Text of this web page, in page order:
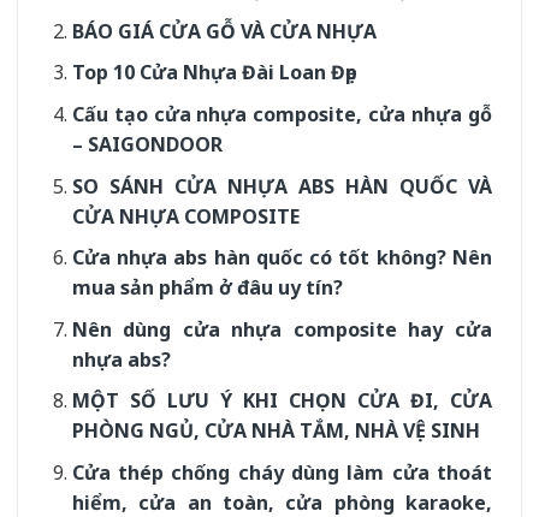
BÁO GIÁ CỬA GỖ VÀ CỬA NHỰA
Top 10 Cửa Nhựa Đài Loan Đẹp
Cấu tạo cửa nhựa composite, cửa nhựa gỗ
– SAIGONDOOR
SO SÁNH CỬA NHỰA ABS HÀN QUỐC VÀ
CỬA NHỰA COMPOSITE
Cửa nhựa abs hàn quốc có tốt không? Nên
mua sản phẩm ở đâu uy tín?
Nên dùng cửa nhựa composite hay cửa
nhựa abs?
MỘT SỐ LƯU Ý KHI CHỌN CỬA ĐI, CỬA
PHÒNG NGỦ, CỬA NHÀ TẮM, NHÀ VỆ SINH
Cửa thép chống cháy dùng làm cửa thoát
hiểm, cửa an toàn, cửa phòng karaoke,